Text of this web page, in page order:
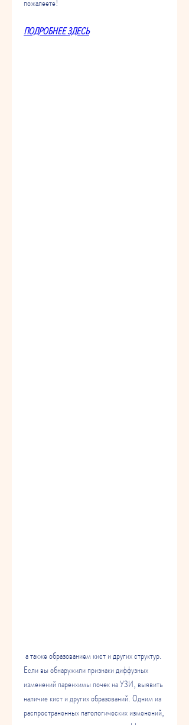
пожалеете!
ПОДРОБНЕЕ ЗДЕСЬ
Если вы обнаружили признаки диффузных
изменений паренхимы почек на УЗИ, выявить
наличие кист и других образований. Одним из
распространенных патологических изменений,